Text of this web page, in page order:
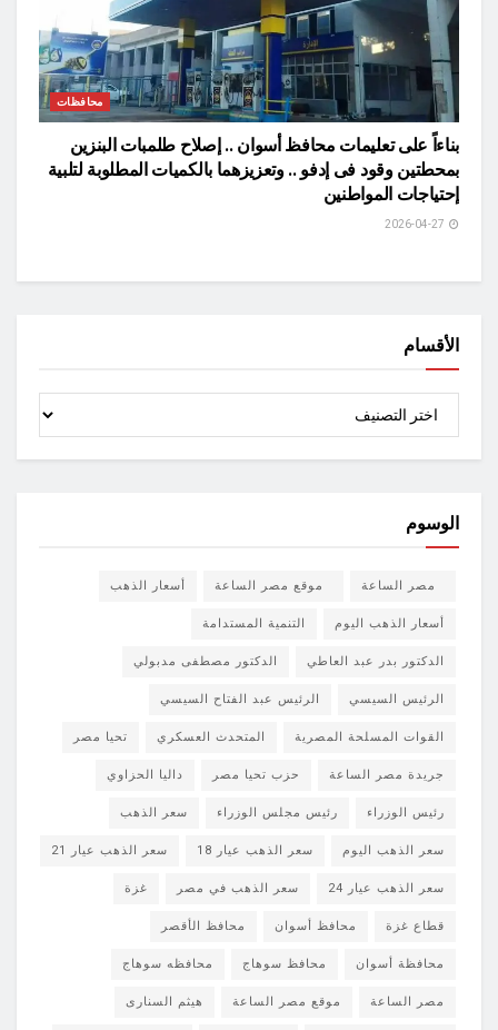
محافظات
بناءاً على تعليمات محافظ أسوان .. إصلاح طلمبات البنزين
بمحطتين وقود فى إدفو .. وتعزيزهما بالكميات المطلوبة لتلبية
إحتياجات المواطنين
الأقسام
الوسوم
مصر الساعة موقع مصر الساعة أسعار الذهب
أسعار الذهب اليوم التنمية المستدامة
الدكتور بدر عبد العاطي الدكتور مصطفى مدبولي
الرئيس السيسي الرئيس عبد الفتاح السيسي
القوات المسلحة المصرية المتحدث العسكري تحيا مصر
جريدة مصر الساعة حزب تحيا مصر داليا الحزاوي
رئيس الوزراء رئيس مجلس الوزراء سعر الذهب
سعر الذهب اليوم سعر الذهب عيار 18 سعر الذهب عيار 21
سعر الذهب عيار 24 سعر الذهب في مصر غزة
قطاع غزة محافظ أسوان محافظ الأقصر
محافظة أسوان محافظ سوهاج محافظه سوهاج
مصر الساعة موقع مصر الساعة هيثم السنارى